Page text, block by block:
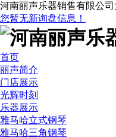
河南丽声乐器销售有限公
您暂无新询盘信息！
首页
丽声简介
门店展示
光辉时刻
乐器展示
雅马哈立式钢琴
雅马哈三角钢琴